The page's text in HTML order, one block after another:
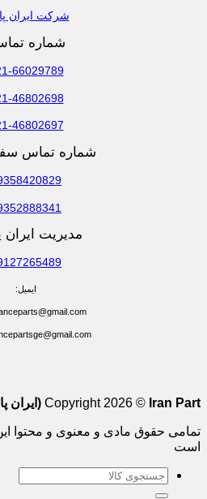
شرکت ایران
شماره
66029789
46802698
46802697
شماره تماس
مدیریت ایران
ایمیل:
Copyright 2026 © Iran Part (ایران پارت)
تمامی حقوق مادی و معنوی و محتوا
است
جستجو
برای: